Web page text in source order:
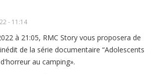
- 11:14
à 21:05, RMC Story vous proposera de
de la série documentaire “Adolescents
au camping».